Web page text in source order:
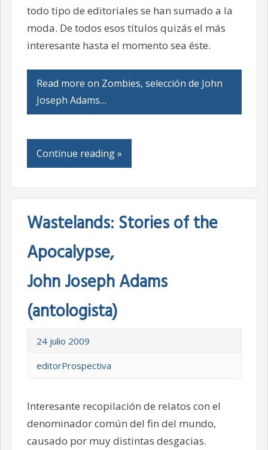
todo tipo de editoriales se han sumado a la
moda. De todos esos títulos quizás el más
interesante hasta el momento sea éste.
Read more on Zombies, selección de John
Joseph Adams…
Continue reading »
Wastelands: Stories of the
Apocalypse,
John Joseph Adams
(antologista)
24 julio 2009
editorProspectiva
Interesante recopilación de relatos con el
denominador común del fin del mundo,
causado por muy distintas desgacias.